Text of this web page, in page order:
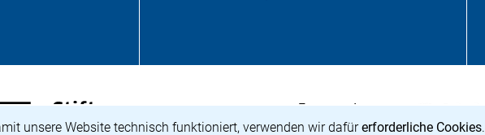
unsere Website technisch funktioniert, verwenden wir dafürerforderliche Cookies
Preußischer Kulturbesitz</span>
abre uma nova janela) Fomentado por: